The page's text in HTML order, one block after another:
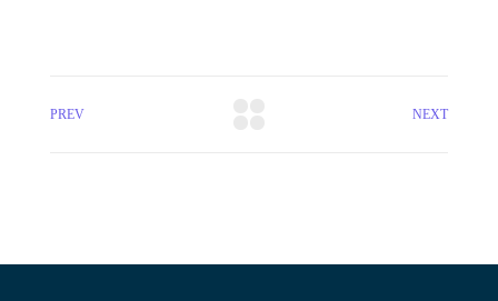
PREV NEXT